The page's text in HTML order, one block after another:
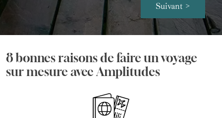
Suivant >
8 bonnes raisons de faire un voyage
sur mesure avec Amplitudes